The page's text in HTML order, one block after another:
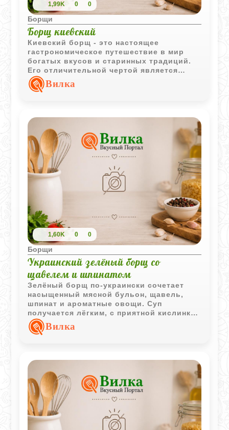
1,99K 0 0
Борщи
Борщ киевский
Киевский борщ - это настоящее
гастрономическое путешествие в мир
богатых вкусов и старинных традиций.
Его отличительной чертой является
уникальное сочетание говядины и
баранины, а также использование
кислинку и глубину. Этот борщ
получается невероятно сытным и
ароматным, оправдывая каждую минуту,
потраченную на его приготовление.
Вилка
1,60K 0 0
Борщи
Украинский зелёный борщ со
щавелем и шпинатом
Зелёный борщ по-украински сочетает
насыщенный мясной бульон, щавель,
шпинат и ароматные овощи. Суп
получается лёгким, с приятной кислинкой
и традиционным домашним вкусом.
Вилка